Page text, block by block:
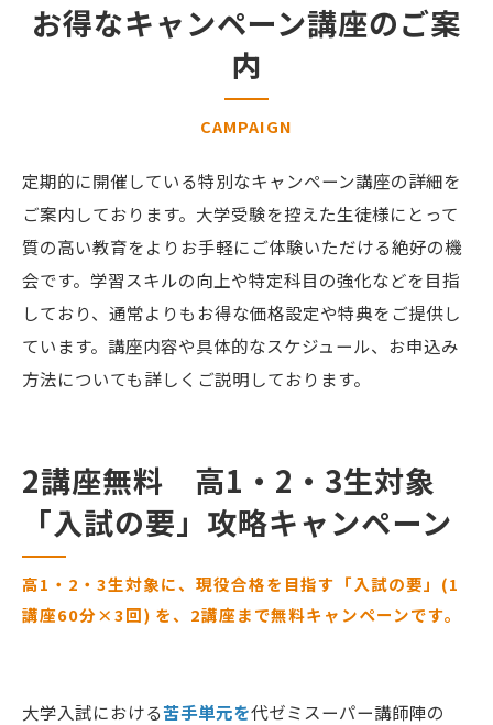
お得なキャンペーン講座のご案
内
CAMPAIGN
定期的に開催している特別なキャンペーン講座の詳細を
ご案内しております。大学受験を控えた生徒様にとって
質の高い教育をよりお手軽にご体験いただける絶好の機
会です。学習スキルの向上や特定科目の強化などを目指
しており、通常よりもお得な価格設定や特典をご提供し
ています。講座内容や具体的なスケジュール、お申込み
方法についても詳しくご説明しております。
2講座無料 高1・2・3生対象
「入試の要」攻略キャンペーン
高1・2・3生対象に、現役合格を目指す「入試の要」(1
講座60分×3回) を、2講座まで無料キャンペーンです。
大学入試における苦手単元を代ゼミスーパー講師陣の